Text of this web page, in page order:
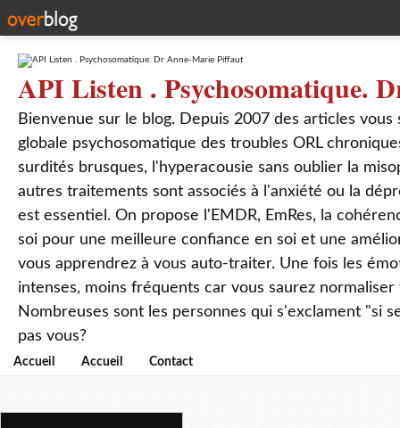
API Listen . Psychosomatique.
Bienvenue sur le blog. Depuis 2007 des articles
globale psychosomatique des troubles ORL
surdités brusques, l'hyperacousie sans oublier la
autres traitements sont associés à l'anxiété ou la
est essentiel. On propose l'EMDR, EmRes, la
soi pour une meilleure confiance en soi et une
vous apprendrez à vous auto-traiter. Une fois les
intenses, moins fréquents car vous saurez
Nombreuses sont les personnes qui s'exclament "si
pas vous?
Accueil Accueil Contact